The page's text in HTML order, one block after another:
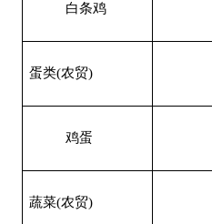
白条鸡
蛋类(农贸)
鸡蛋
蔬菜(农贸)